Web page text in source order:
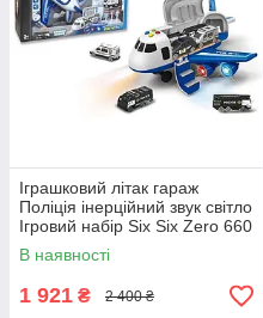
Іграшковий літак гараж
Поліція інерційний звук світло
Ігровий набір Six Six Zero 660
A-238
В наявності
1 921 ₴ 2 400 ₴